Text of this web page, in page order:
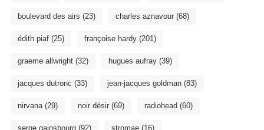
boulevard des airs (23) charles aznavour(68)
édith piaf(25) françoise hardy(201)
graeme allwright(32) hugues aufray(39)
jacques dutronc (33) jean-jacques goldman(83)
nirvana(29) noir désir(69) radiohead (60)
serge gainsbourg(92) stromae(16)